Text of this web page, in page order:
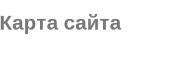
Карта сайта